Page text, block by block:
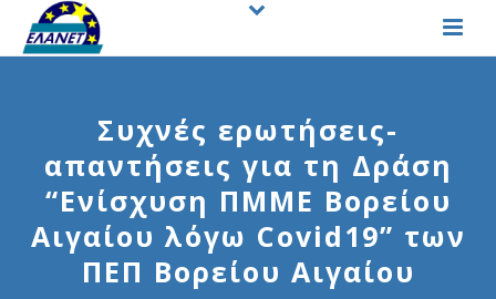
Συχνές ερωτήσεις-
απαντήσεις για τη Δράση
“Ενίσχυση ΠΜΜΕ Βορείου
Αιγαίου λόγω Covid19” των
ΠΕΠ Βορείου Αιγαίου